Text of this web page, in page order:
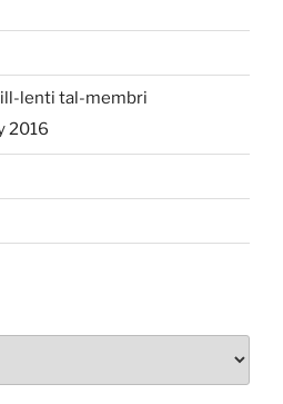
lenti tal-membri
2016